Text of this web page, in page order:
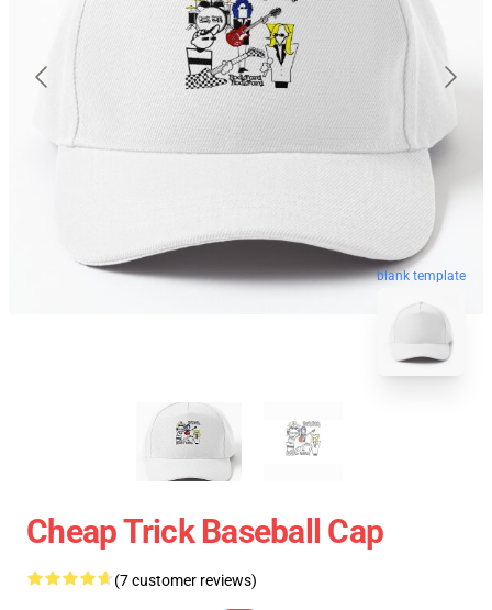
blank template
Cheap Trick Baseball Cap
(7 customer reviews)